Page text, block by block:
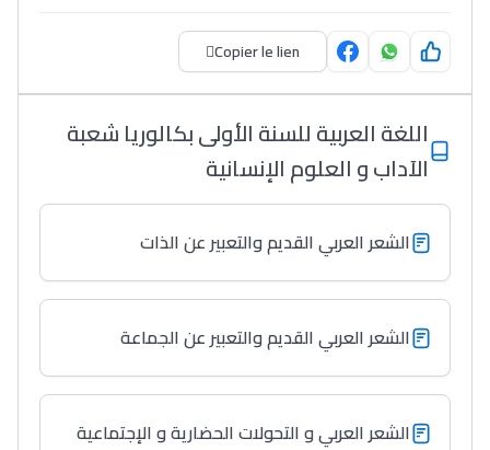
التّطوّعي، التّشبيك و
أشياء أخرى مع مامودو
سامورا
بطلة المغرب فالقفز
الطولي، ملاك البردع
كتحكي على تجربتها
فالرّياضة و الدّراسة
Copier le lien
اللغة العربية للسنة الأولى بكالوريا شعبة
الآداب و العلوم الإنسانية
الشعر العربي القديم والتعبير عن الذات
الشعر العربي القديم والتعبير عن الجماعة
الشعر العربي و التحولات الحضارية و الإجتماعية